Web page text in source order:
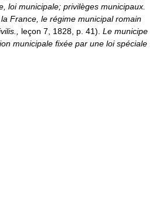
loi municipale; privilèges municipaux.
France, le régime municipal romain
leçon 7, 1828, p. 41). Le municipe
municipale fixée par une loi spéciale